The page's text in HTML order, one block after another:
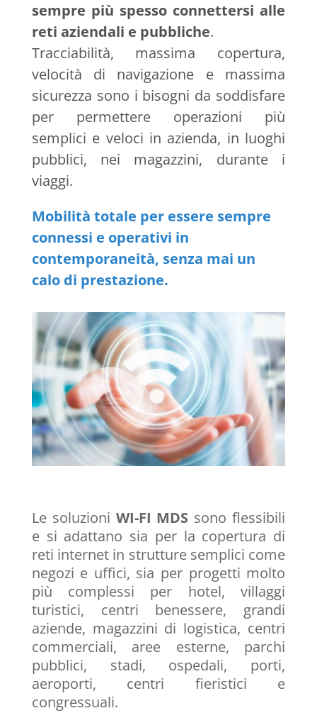
sempre più spesso connettersi alle
reti aziendali e pubbliche.
Tracciabilità, massima copertura,
velocità di navigazione e massima
sicurezza sono i bisogni da soddisfare
per permettere operazioni più
semplici e veloci in azienda, in luoghi
pubblici, nei magazzini, durante i
viaggi.
Mobilità totale per essere sempre
connessi e operativi in
contemporaneità, senza mai un
calo di prestazione.
Le soluzioni WI-FI MDS sono flessibili
e si adattano sia per la copertura di
reti internet in strutture semplici come
negozi e uffici, sia per progetti molto
più complessi per hotel, villaggi
turistici, centri benessere, grandi
aziende, magazzini di logistica, centri
commerciali, aree esterne, parchi
pubblici, stadi, ospedali, porti,
aeroporti, centri fieristici e
congressuali.